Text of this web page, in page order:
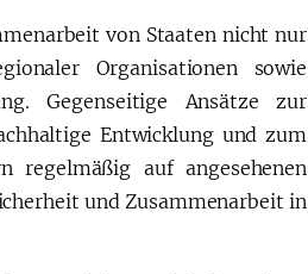
von Staaten nicht nur
Organisationen sowie
Gegenseitige Ansätze zur
Entwicklung und zum
regelmäßig auf angesehenen
und Zusammenarbeit in